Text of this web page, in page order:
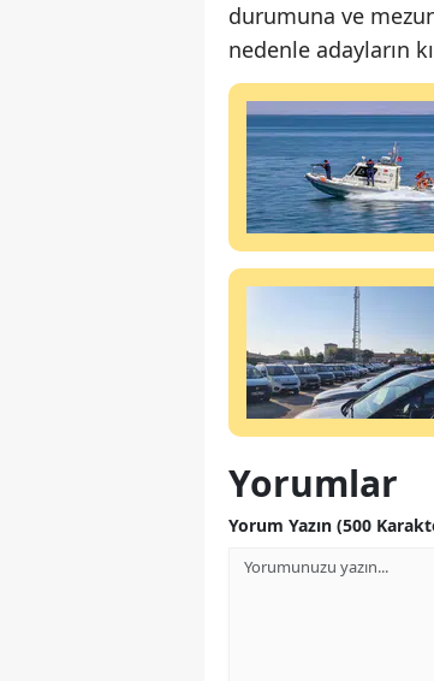
durumuna ve
nedenle adayların
Yorumlar
Yorum Yazın (500